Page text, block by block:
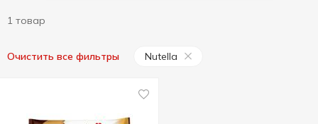
1 товар
Очистить все фильтры Nutella